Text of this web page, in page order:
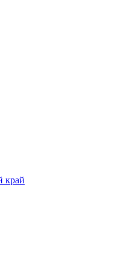
край